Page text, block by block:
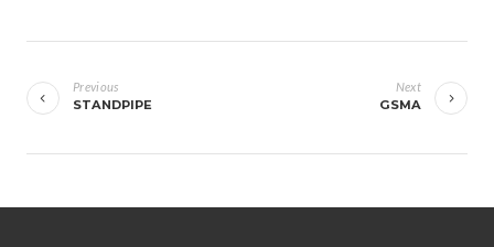
นำทาง
เรื่อง
Previous
STANDPIPE
Next
GSMA